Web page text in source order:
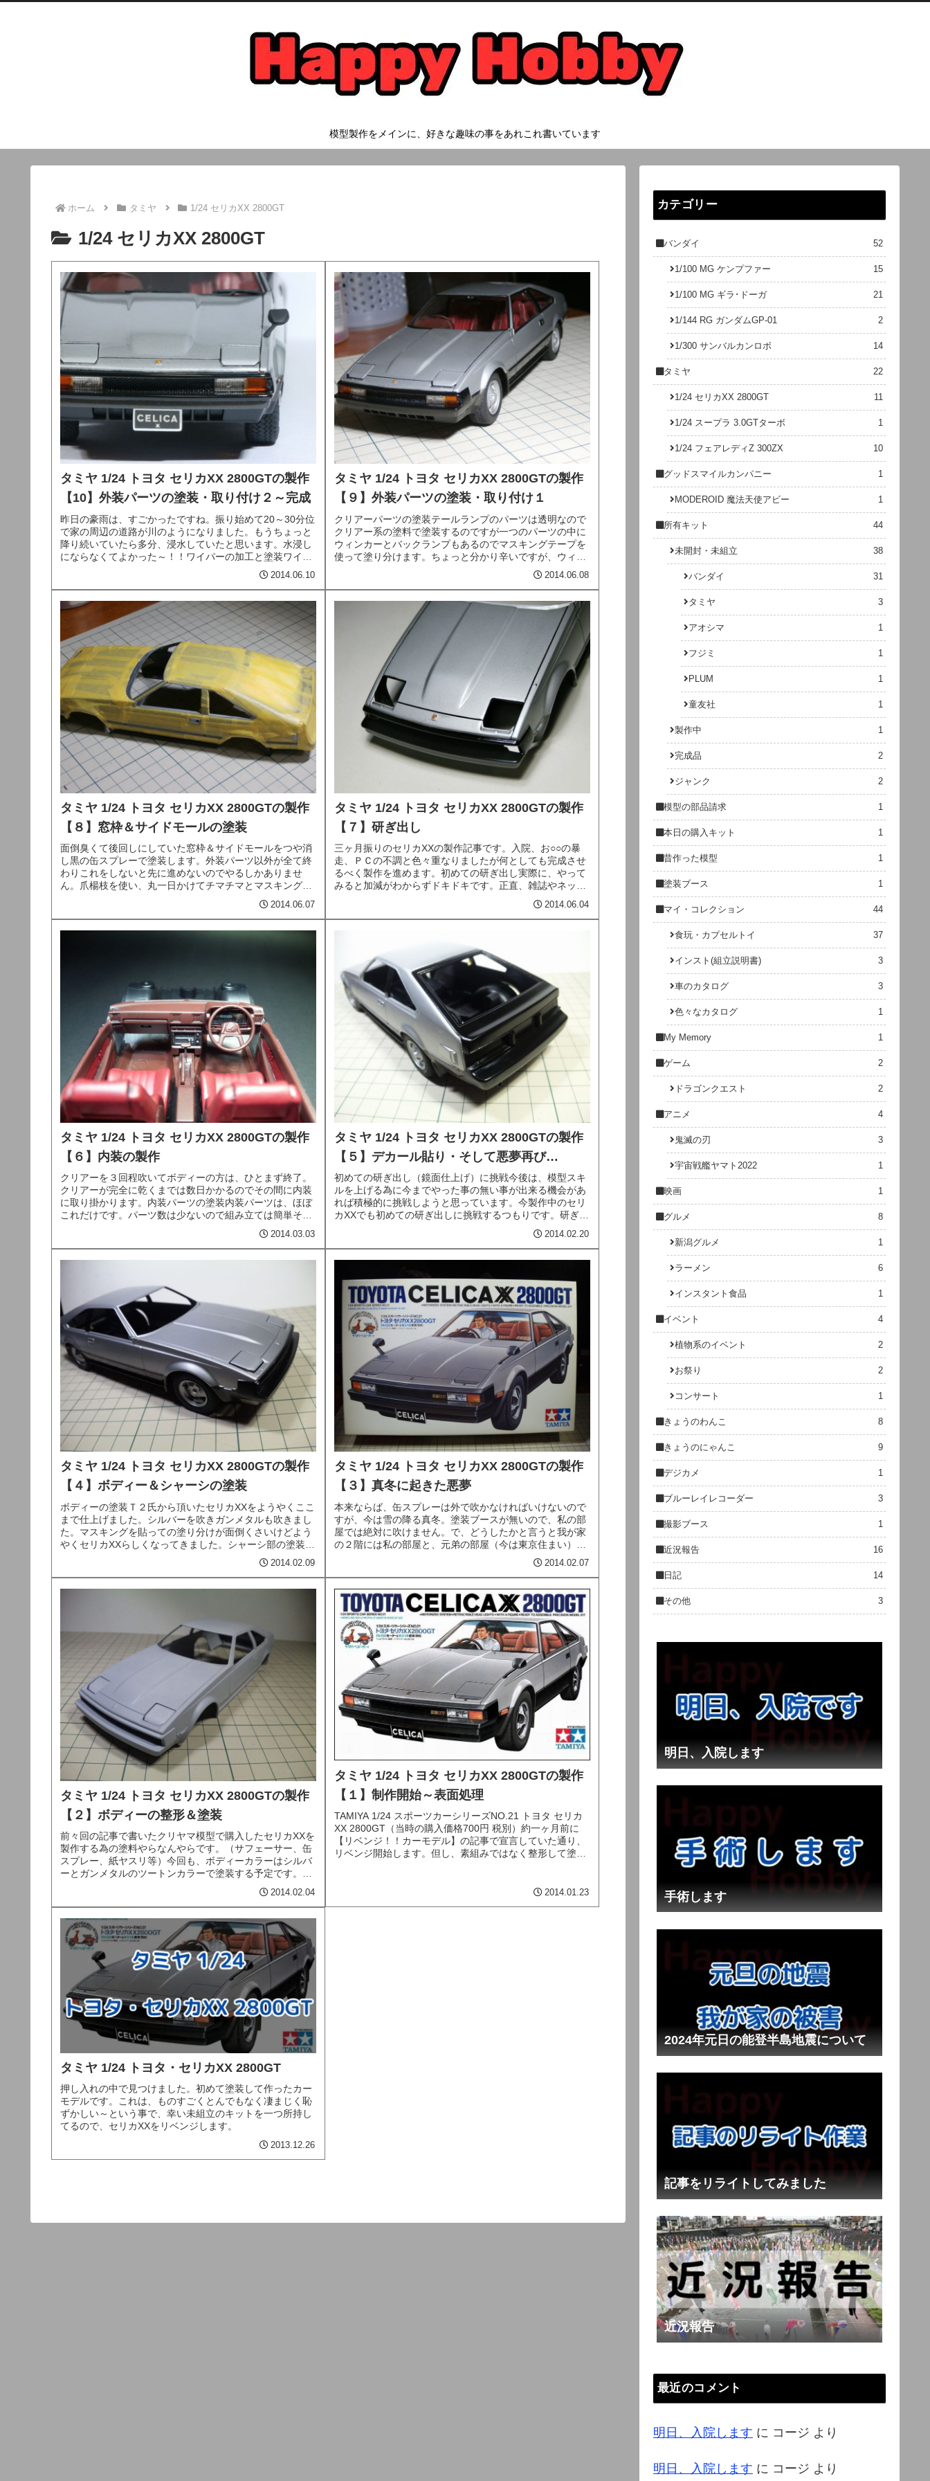
模型製作をメインに、好きな趣味の事をあれこれ書いています
ホーム タミヤ 1/24 セリカXX 2800GT
1/24 セリカXX 2800GT
タミヤ 1/24 トヨタ セリカXX 2800GTの製作
【10】外装パーツの塗装・取り付け２～完成
昨日の豪雨は、すごかったですね。振り始めて20～30分位
で家の周辺の道路が川のようになりました。もうちょっと
降り続いていたら多分、浸水していたと思います。水浸し
にならなくてよかった～！！ワイパーの加工と塗装ワイパ
2014.06.10
タミヤ 1/24 トヨタ セリカXX 2800GTの製作
【９】外装パーツの塗装・取り付け１
クリアーパーツの塗装テールランプのパーツは透明なので
クリアー系の塗料で塗装するのですが一つのパーツの中に
ウィンカーとバックランプもあるのでマスキングテープを
使って塗り分けます。ちょっと分かり辛いですが、ウィン
2014.06.08
タミヤ 1/24 トヨタ セリカXX 2800GTの製作
【８】窓枠＆サイドモールの塗装
面倒臭くて後回しにしていた窓枠＆サイドモールをつや消
し黒の缶スプレーで塗装します。外装パーツ以外が全て終
わりこれをしないと先に進めないのでやるしかありませ
ん。爪楊枝を使い、丸一日かけてチマチマとマスキングテ
2014.06.07
タミヤ 1/24 トヨタ セリカXX 2800GTの製作
【７】研ぎ出し
三ヶ月振りのセリカXXの製作記事です。入院、お○○の暴
走、ＰＣの不調と色々重なりましたが何としても完成させ
るべく製作を進めます。初めての研ぎ出し実際に、やって
みると加減がわからずドキドキです。正直、雑誌やネット
2014.06.04
タミヤ 1/24 トヨタ セリカXX 2800GTの製作
【６】内装の製作
クリアーを３回程吹いてボディーの方は、ひとまず終了。
クリアーが完全に乾くまでは数日かかるのでその間に内装
に取り掛かります。内装パーツの塗装内装パーツは、ほぼ
これだけです。パーツ数は少ないので組み立ては簡単そう
2014.03.03
タミヤ 1/24 トヨタ セリカXX 2800GTの製作
【５】デカール貼り・そして悪夢再び…
初めての研ぎ出し（鏡面仕上げ）に挑戦今後は、模型スキ
ルを上げる為に今までやった事の無い事が出来る機会があ
れば積極的に挑戦しようと思っています。今製作中のセリ
カXXでも初めての研ぎ出しに挑戦するつもりです。研ぎ出
2014.02.20
タミヤ 1/24 トヨタ セリカXX 2800GTの製作
【４】ボディー＆シャーシの塗装
ボディーの塗装Ｔ２氏から頂いたセリカXXをようやくここ
まで仕上げました。シルバーを吹きガンメタルも吹きまし
た。マスキングを貼っての塗り分けが面倒くさいけどよう
やくセリカXXらしくなってきました。シャーシ部の塗装昔
2014.02.09
タミヤ 1/24 トヨタ セリカXX 2800GTの製作
【３】真冬に起きた悪夢
本来ならば、缶スプレーは外で吹かなければいけないので
すが、今は雪の降る真冬。塗装ブースが無いので、私の部
屋では絶対に吹けません。で、どうしたかと言うと我が家
の２階には私の部屋と、元弟の部屋（今は東京住まい）と
2014.02.07
タミヤ 1/24 トヨタ セリカXX 2800GTの製作
【２】ボディーの整形＆塗装
前々回の記事で書いたクリヤマ模型で購入したセリカXXを
製作する為の塗料やらなんやらです。（サフェーサー、缶
スプレー、紙ヤスリ等）今回も、ボディーカラーはシルバ
ーとガンメタルのツートンカラーで塗装する予定です。エ
2014.02.04
タミヤ 1/24 トヨタ セリカXX 2800GTの製作
【１】制作開始～表面処理
TAMIYA 1/24 スポーツカーシリーズNO.21 トヨタ セリカ
XX 2800GT（当時の購入価格700円 税別）約一ヶ月前に
【リベンジ！！カーモデル】の記事で宣言していた通り、
リベンジ開始します。但し、素組みではなく整形して塗装
2014.01.23
タミヤ 1/24 トヨタ・セリカXX 2800GT
押し入れの中で見つけました。初めて塗装して作ったカー
モデルです。これは、ものすごくとんでもなく凄まじく恥
ずかしい～という事で、幸い未組立のキットを一つ所持し
てるので、セリカXXをリベンジします。
2013.12.26
カテゴリー
バンダイ 52
1/100 MG ケンプファー 15
1/100 MG ギラ･ドーガ 21
1/144 RG ガンダムGP-01 2
1/300 サンバルカンロボ 14
タミヤ 22
1/24 セリカXX 2800GT 11
1/24 スープラ 3.0GTターボ 1
1/24 フェアレディZ 300ZX 10
グッドスマイルカンパニー 1
MODEROID 魔法天使アビー 1
所有キット 44
未開封・未組立 38
バンダイ 31
タミヤ 3
アオシマ 1
フジミ 1
PLUM 1
童友社 1
製作中 1
完成品 2
ジャンク 2
模型の部品請求 1
本日の購入キット 1
昔作った模型 1
塗装ブース 1
マイ・コレクション 44
食玩・カプセルトイ 37
インスト(組立説明書) 3
車のカタログ 3
色々なカタログ 1
My Memory 1
ゲーム 2
ドラゴンクエスト 2
アニメ 4
鬼滅の刃 3
宇宙戦艦ヤマト2022 1
映画 1
グルメ 8
新潟グルメ 1
ラーメン 6
インスタント食品 1
イベント 4
植物系のイベント 2
お祭り 2
コンサート 1
きょうのわんこ 8
きょうのにゃんこ 9
デジカメ 1
ブルーレイレコーダー 3
撮影ブース 1
近況報告 16
日記 14
その他 3
明日、入院します
手術します
2024年元日の能登半島地震について
記事をリライトしてみました
近況報告
最近のコメント
明日、入院します に コージ より
明日、入院します に コージ より